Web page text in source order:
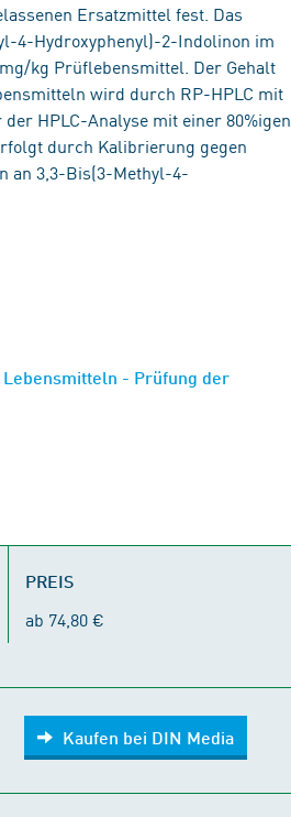
Ersatzmittel fest. Das
4-Hydroxyphenyl)-2-Indolinon im
kg Prüflebensmittel. Der Gehalt
wird durch RP-HPLC mit
HPLC-Analyse mit einer 80%igen
durch Kalibrierung gegen
an 3,3-Bis(3-Methyl-4-
- Prüfung der
PREIS
ab 74,80 €
Kaufen bei DIN Media